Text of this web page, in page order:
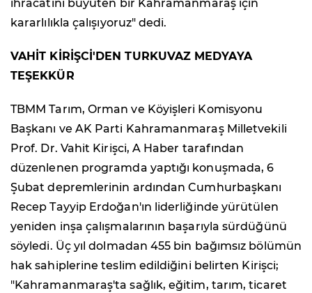
ihracatını büyüten bir Kahramanmaraş için
kararlılıkla çalışıyoruz" dedi.
VAHİT KİRİŞCİ'DEN TURKUVAZ MEDYAYA
TEŞEKKÜR
TBMM Tarım, Orman ve Köyişleri Komisyonu
Başkanı ve AK Parti Kahramanmaraş Milletvekili
Prof. Dr. Vahit Kirişci, A Haber tarafından
düzenlenen programda yaptığı konuşmada, 6
Şubat depremlerinin ardından Cumhurbaşkanı
Recep Tayyip Erdoğan'ın liderliğinde yürütülen
yeniden inşa çalışmalarının başarıyla sürdüğünü
söyledi. Üç yıl dolmadan 455 bin bağımsız bölümün
hak sahiplerine teslim edildiğini belirten Kirişci;
"Kahramanmaraş'ta sağlık, eğitim, tarım, ticaret